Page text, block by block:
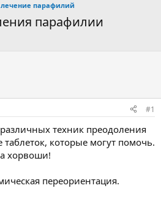
парафилий
парафилии
#1
техник преодоления
которые могут помочь.
хорвоши!
переориентация.